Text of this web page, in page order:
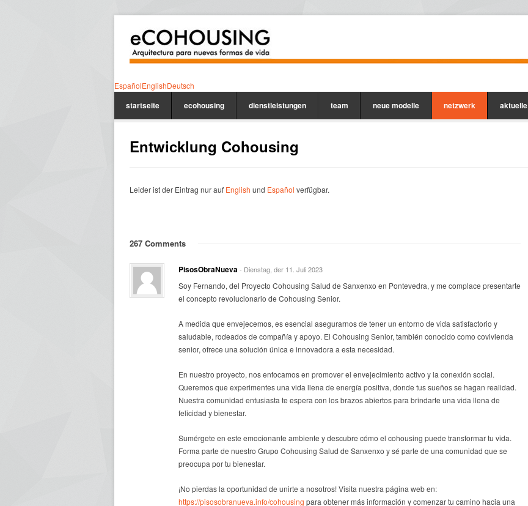
EspañolEnglishDeutsch
startseite ecohousing dienstleistungen team neue modelle netzwerk aktuelle
Entwicklung Cohousing
Leider ist der Eintrag nur auf English und Español verfügbar.
267 Comments
PisosObraNueva- Dienstag, der 11. Juli 2023
Soy Fernando, del Proyecto Cohousing Salud de Sanxenxo en Pontevedra, y me complace presentarte
el concepto revolucionario de Cohousing Senior.
A medida que envejecemos, es esencial asegurarnos de tener un entorno de vida satisfactorio y
saludable, rodeados de compañía y apoyo. El Cohousing Senior, también conocido como covivienda
senior, ofrece una solución única e innovadora a esta necesidad.
En nuestro proyecto, nos enfocamos en promover el envejecimiento activo y la conexión social.
Queremos que experimentes una vida llena de energía positiva, donde tus sueños se hagan realidad.
Nuestra comunidad entusiasta te espera con los brazos abiertos para brindarte una vida llena de
felicidad y bienestar.
Sumérgete en este emocionante ambiente y descubre cómo el cohousing puede transformar tu vida.
Forma parte de nuestro Grupo Cohousing Salud de Sanxenxo y sé parte de una comunidad que se
preocupa por tu bienestar.
¡No pierdas la oportunidad de unirte a nosotros! Visita nuestra página web en:
https://pisosobranueva.info/cohousing para obtener más información y comenzar tu camino hacia una